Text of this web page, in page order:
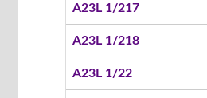
A23L 1/217
A23L 1/218
A23L 1/22